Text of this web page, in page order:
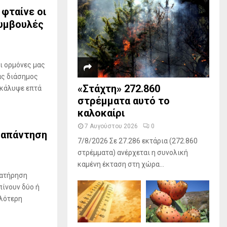
οι
ορμόνες μας
διάσημος
επτά
δύο ή
«Στάχτη» 272.860
στρέμματα αυτό το
καλοκαίρι
7 Αυγούστου 2026 0
7/8/2026 Σε 27.286 εκτάρια (272.860
στρέμματα) ανέρχεται η συνολική
καμένη έκταση στη χώρα...